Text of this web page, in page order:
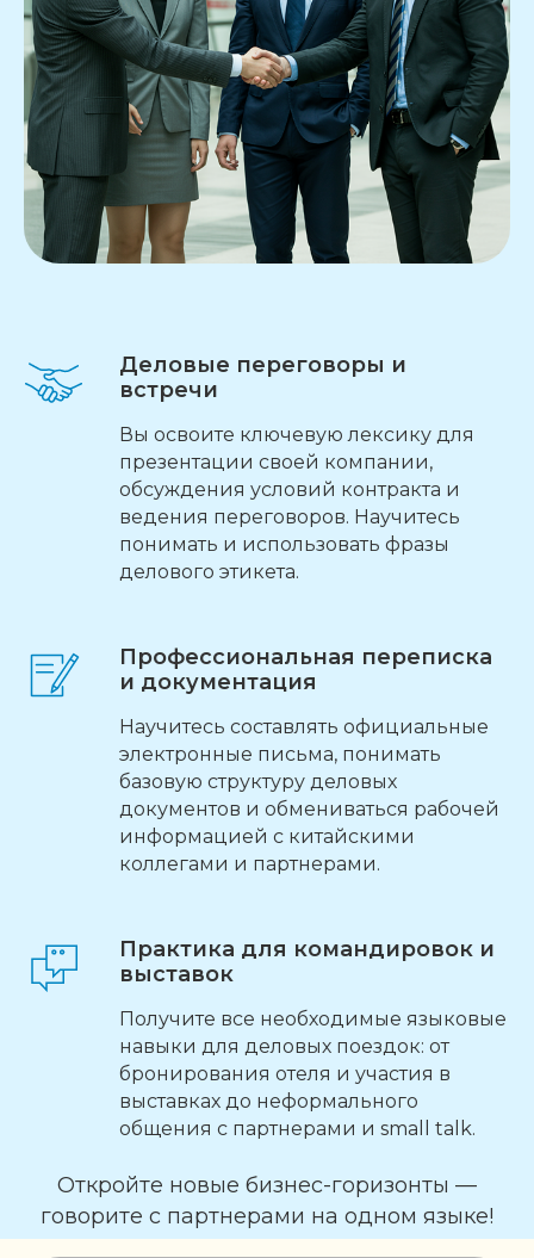
Деловые переговоры и
встречи
Вы освоите ключевую лексику для
презентации своей компании,
обсуждения условий контракта и
ведения переговоров. Научитесь
понимать и использовать фразы
делового этикета.
Профессиональная переписка
и документация
Научитесь составлять официальные
электронные письма, понимать
базовую структуру деловых
документов и обмениваться рабочей
информацией с китайскими
коллегами и партнерами.
Практика для командировок и
выставок
Получите все необходимые языковые
навыки для деловых поездок: от
бронирования отеля и участия в
выставках до неформального
общения с партнерами и small talk.
Откройте новые бизнес-горизонты —
говорите с партнерами на одном языке!